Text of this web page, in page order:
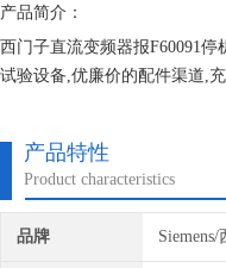
产品简介：
西门子直流变频器报F60091
试验设备,优廉价的配件渠道,
产品特性
Product characteristics
品牌